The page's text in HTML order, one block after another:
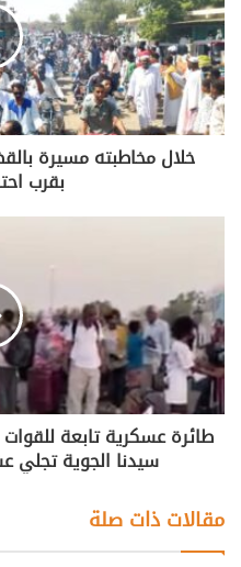
خلال مخاطبته مسيرة
بقرب
طائرة عسكرية تابعة
سيدنا الجوية تجلي
مقالات ذات صلة